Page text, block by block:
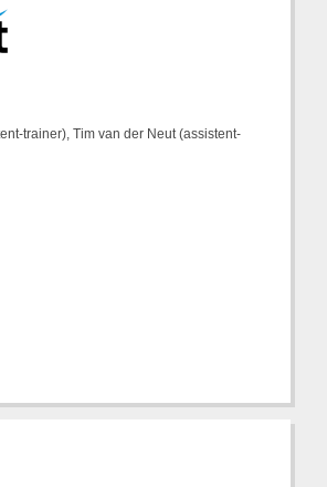
trainer), Tim van der Neut (assistent-